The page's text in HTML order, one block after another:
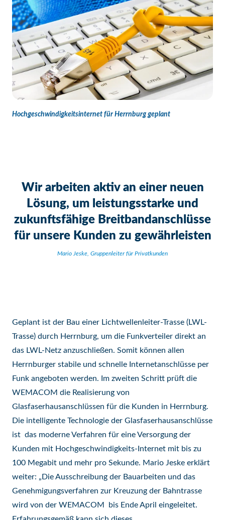
Hochgeschwindigkeitsinternet für Herrnburg geplant
Wir arbeiten aktiv an einer neuen
Lösung, um leistungsstarke und
zukunftsfähige Breitbandanschlüsse
für unsere Kunden zu gewährleisten
Mario Jeske, Gruppenleiter für Privatkunden
Geplant ist der Bau einer Lichtwellenleiter-Trasse (LWL-
Trasse) durch Herrnburg, um die Funkverteiler direkt an
das LWL-Netz anzuschließen. Somit können allen
Herrnburger stabile und schnelle Internetanschlüsse per
Funk angeboten werden. Im zweiten Schritt prüft die
WEMACOM die Realisierung von
Glasfaserhausanschlüssen für die Kunden in Herrnburg.
Die intelligente Technologie der Glasfaserhausanschlüsse
ist das moderne Verfahren für eine Versorgung der
Kunden mit Hochgeschwindigkeits-Internet mit bis zu
100 Megabit und mehr pro Sekunde. Mario Jeske erklärt
weiter: „Die Ausschreibung der Bauarbeiten und das
Genehmigungsverfahren zur Kreuzung der Bahntrasse
wird von der WEMACOM bis Ende April eingeleitet.